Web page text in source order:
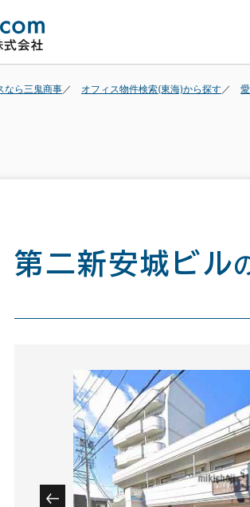
なら三鬼商事 オフィス物件検索(東海)から探す
第二新安城ビル